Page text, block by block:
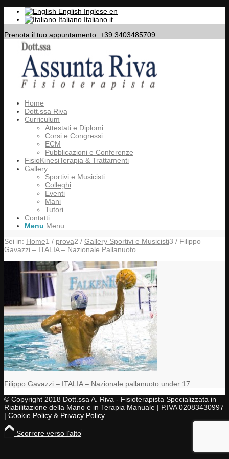
English Inglese en
Italiano Italiano it
Prenota il tuo appuntamento: +39 3403485709
Home
Dott.ssa Riva
Curriculum
Attestati e Diplomi
Corsi e Congressi
ECM
Pubblicazioni e Conferenze
FisioKinesiTerapia & Trattamenti
Gallery
Sportivi e Musicisti
Colleghi
Eventi
Mani
Tutori
Contatti
Menu Menu
Sei in: Home1 / prova2 / Gallery Sportivi e Musicisti3 / Filippo
Gavazzi – ITALIA – Nazionale Pallanuoto
Filippo Gavazzi – ITALIA – Nazionale pallanuoto under 17
© Copyright 2018 Dott.ssa A. Riva - Fisioterapista Specializzata in
Riabilitazione della Mano e in Terapia Manuale | P.IVA 02083430997
| Cookie Policy & Privacy Policy
Scorrere verso l’alto